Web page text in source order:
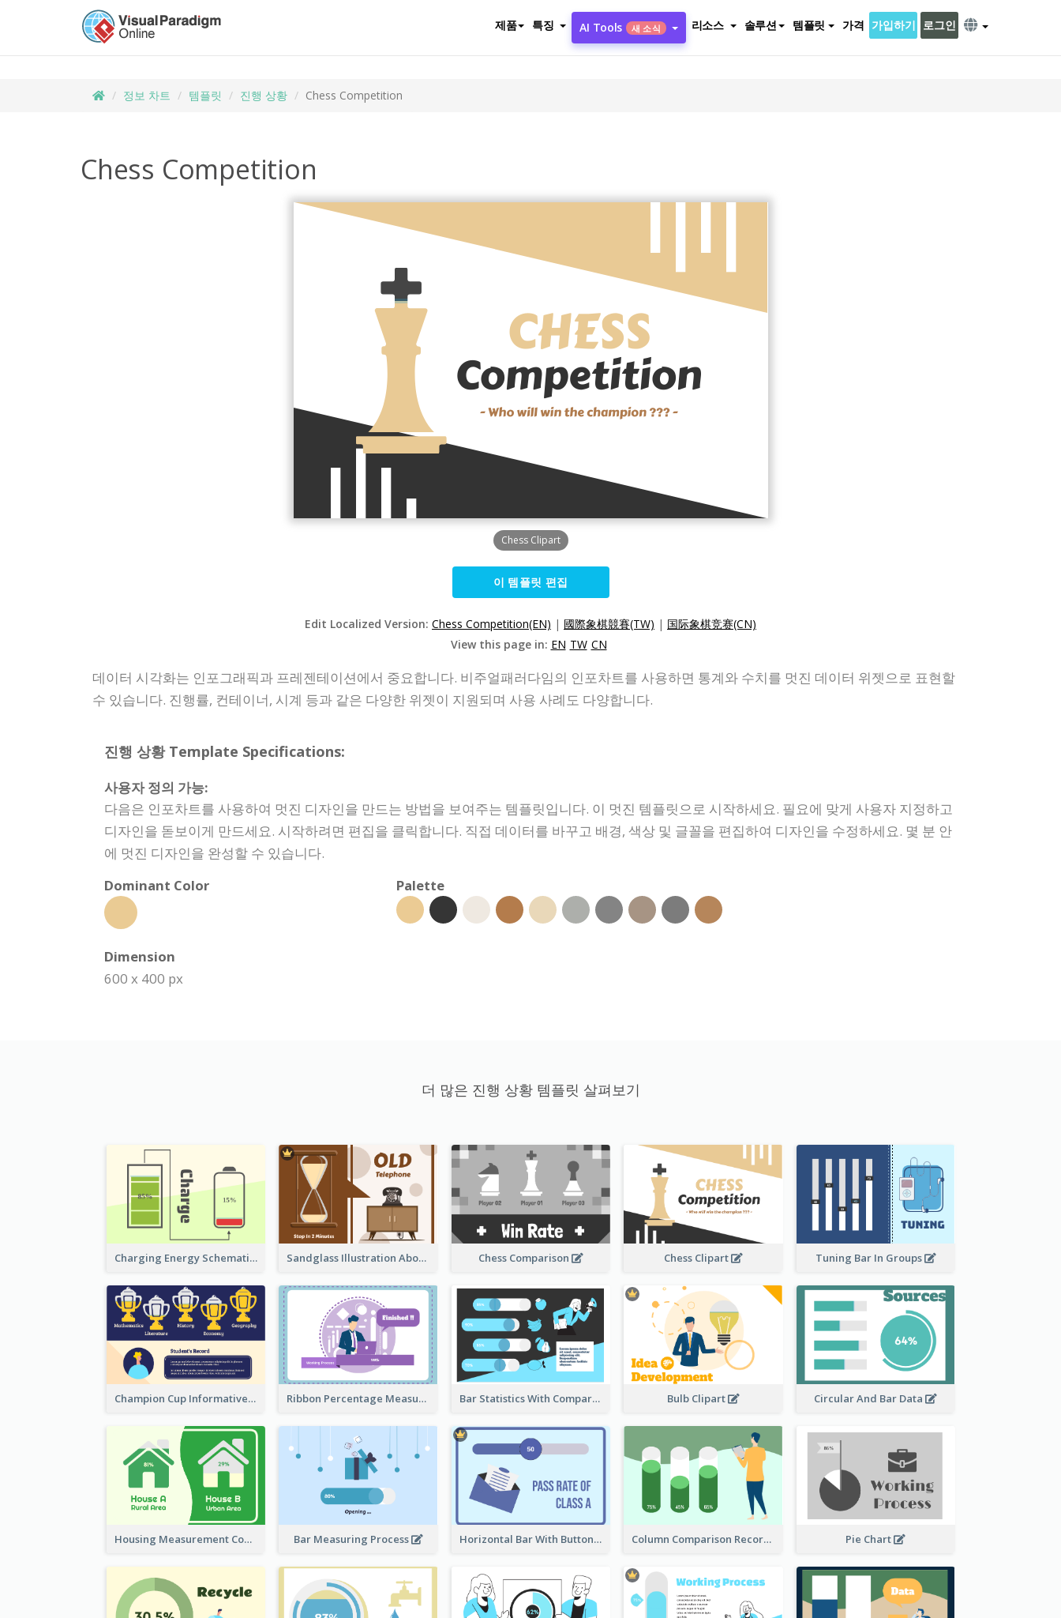
제품 특징 AI Tools 새 소식 리소스 솔루션 템플릿 가격 가입하기 로그인
정보 차트 템플릿 진행 상황 Chess Competition
Chess Competition
Chess Clipart
이 템플릿 편집
Edit Localized Version: Chess Competition(EN) | 國際象棋競賽(TW) | 国际象棋竞赛(CN)
View this page in: EN TW CN
데이터 시각화는 인포그래픽과 프레젠테이션에서 중요합니다. 비주얼패러다임의 인포차트를 사용하면 통계와 수치를 멋진 데이터 위젯으로 표현할
수 있습니다. 진행률, 컨테이너, 시계 등과 같은 다양한 위젯이 지원되며 사용 사례도 다양합니다.
진행 상황 Template Specifications:
사용자 정의 가능:
다음은 인포차트를 사용하여 멋진 디자인을 만드는 방법을 보여주는 템플릿입니다. 이 멋진 템플릿으로 시작하세요. 필요에 맞게 사용자 지정하고
디자인을 돋보이게 만드세요. 시작하려면 편집을 클릭합니다. 직접 데이터를 바꾸고 배경, 색상 및 글꼴을 편집하여 디자인을 수정하세요. 몇 분 안
에 멋진 디자인을 완성할 수 있습니다.
Dominant Color
Palette
Dimension
600 x 400 px
더 많은 진행 상황 템플릿 살펴보기
Charging Energy Schematic Diagram Sandglass Illustration About Telephone Chess Comparison Chess Clipart Tuning Bar In Groups
Champion Cup Informative Record Ribbon Percentage Measurement Bar Statistics With Comparison Bulb Clipart Circular And Bar Data
Housing Measurement Comparison Bar Measuring Process Horizontal Bar With Button Column Comparison Record Pie Chart